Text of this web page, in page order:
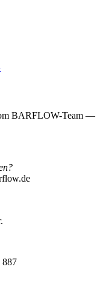
BARFLOW-Team —
887